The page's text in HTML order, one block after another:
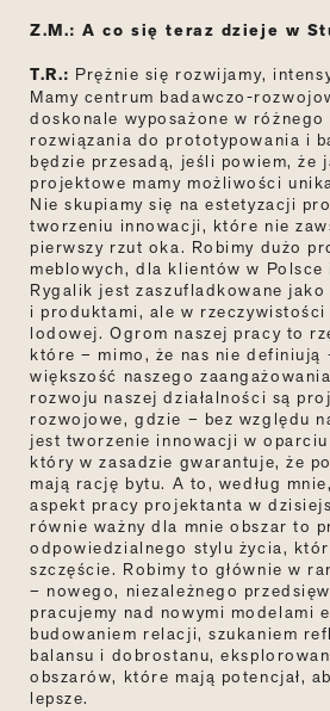
Z.M.: A co się teraz dzieje w
T.R.: Prężnie się rozwijamy,
Mamy centrum badawczo-
doskonale wyposażone w
rozwiązania do prototypowania i
będzie przesadą, jeśli powiem, że
projektowe mamy możliwości
Nie skupiamy się na estetyzacji
tworzeniu innowacji, które nie
pierwszy rzut oka. Robimy dużo
meblowych, dla klientów w
Rygalik jest zaszufladkowane jako
i produktami, ale w
lodowej. Ogrom naszej pracy to
które – mimo, że nas nie definiują
większość naszego
rozwoju naszej działalności są
rozwojowe, gdzie – bez względu
jest tworzenie innowacji w oparciu
który w zasadzie gwarantuje, że
mają rację bytu. A to, według
aspekt pracy projektanta w
równie ważny dla mnie obszar to
odpowiedzialnego stylu życia,
szczęście. Robimy to głównie w
– nowego, niezależnego
pracujemy nad nowymi modelami
budowaniem relacji, szukaniem
balansu i dobrostanu,
obszarów, które mają potencjał,
lepsze.